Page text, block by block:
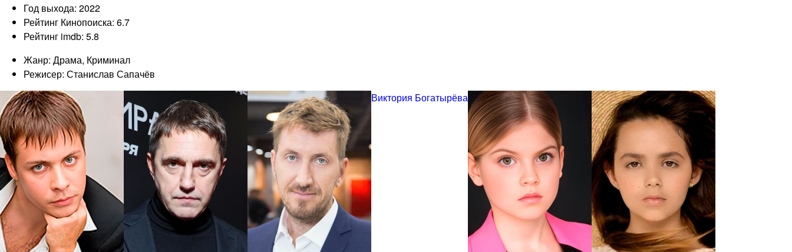
Год выхода: 2022
Рейтинг Кинопоиска: 6.7
Рейтинг imdb: 5.8
Жанр: Драма, Криминал
Режисер: Станислав Сапачёв
Виктория Богатырёва